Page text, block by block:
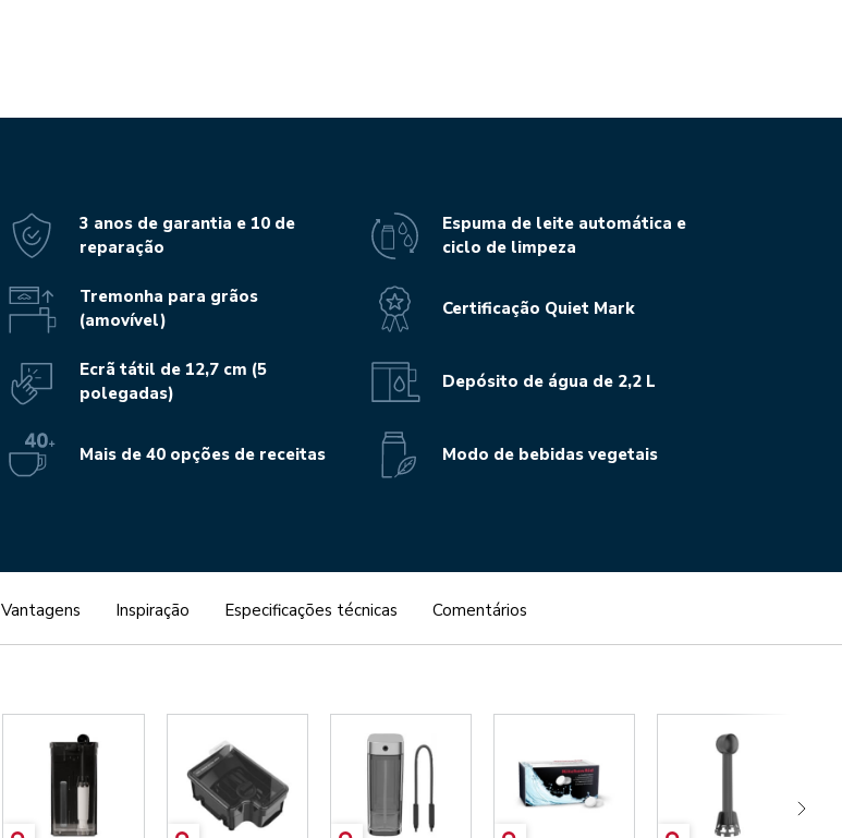
3 anos de garantia e 10 de
reparação
Tremonha para grãos
(amovível)
Ecrã tátil de 12,7 cm (5
polegadas)
Mais de 40 opções de receitas
Espuma de leite automática e
ciclo de limpeza
Certificação Quiet Mark
Depósito de água de 2,2 L
Modo de bebidas vegetais
Vantagens Inspiração Especificações técnicas Comentários